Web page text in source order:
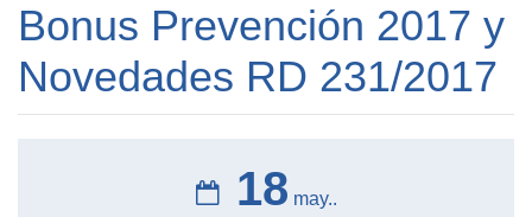
Bonus Prevención 2017 y
Novedades RD 231/2017
18 may..